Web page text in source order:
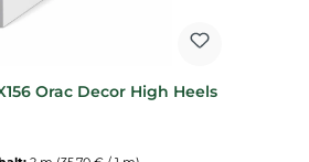
Orac Decor High Heels